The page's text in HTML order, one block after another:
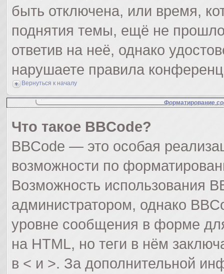
быть отключена, или время,
поднятия темы, ещё не
ответив на неё, однако
нарушаете правила
Вернуться к началу
Форматирование
Что такое BBCode?
BBCode — это особая
возможности по
Возможность использования
администратором, однако
уровне сообщения в форме
на HTML, но теги в нём
в < и >. За дополнительной